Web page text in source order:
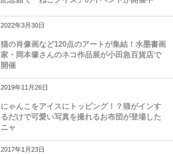
2022年3月30日
猫の肖像画など120点のアートが集結！水墨書画
家・岡本肇さんのネコ作品展が小田急百貨店で
開催
2019年11月26日
にゃんこをアイスにトッピング！？猫がインす
るだけで可愛い写真を撮れるお布団が登場した
ニャ
2017年1月23日